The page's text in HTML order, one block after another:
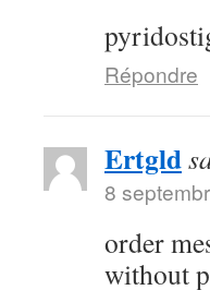
Répondre
Ertgld
8
order
without